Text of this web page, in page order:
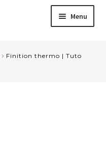
Menu
Finition thermo | Tuto